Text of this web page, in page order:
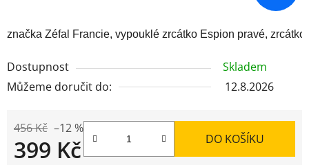
značka Zéfal Francie, vypouklé zrcátko Espion pravé,
Dostupnost
Skladem
Můžeme doručit do:
12.8.2026
456 Kč –12 %
399 Kč DO KOŠÍKU